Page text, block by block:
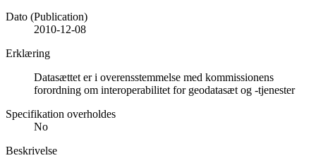
Dato (Publication)
2010-12-08
Erklæring
Datasættet er i overensstemmelse med kommissionens
forordning om interoperabilitet for geodatasæt og -tjenester
Specifikation overholdes
No
Beskrivelse